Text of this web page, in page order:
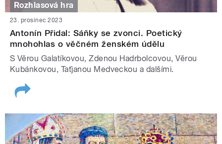
Rozhlasová hra
23. prosinec 2023
Antonín Přidal: Sáňky se zvonci. Poetický
mnohohlas o věčném ženském údělu
S Věrou Galatíkovou, Zdenou Hadrbolcovou, Věrou
Kubánkovou, Taťjanou Medveckou a dalšími.